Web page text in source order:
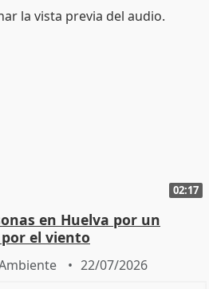
02:17
en Huelva por un
el viento
22/07/2026